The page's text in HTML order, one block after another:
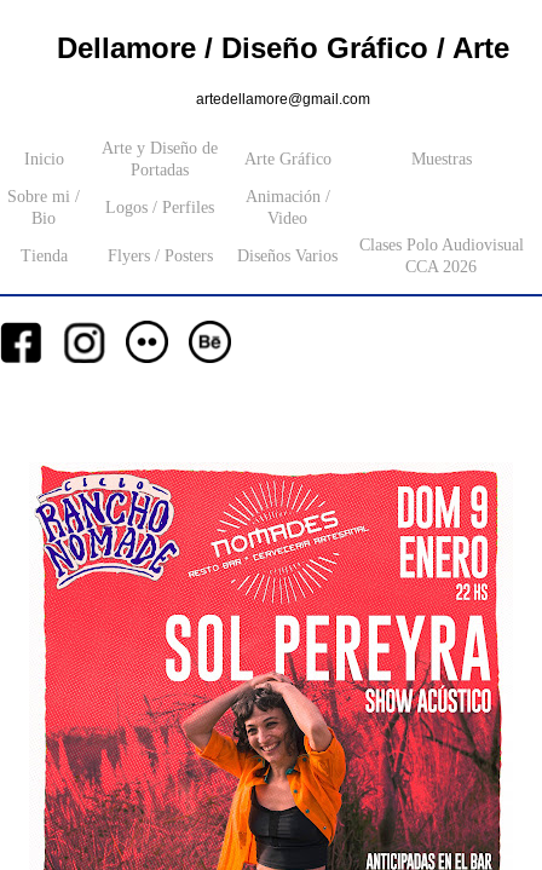
Dellamore / Diseño Gráfico / Arte
artedellamore@gmail.com
Inicio
Arte y Diseño de
Portadas
Arte Gráfico Muestras
Sobre mi /
Bio
Logos / Perfiles
Animación /
Video
Tienda Flyers / Posters Diseños Varios
Clases Polo Audiovisual
CCA 2026